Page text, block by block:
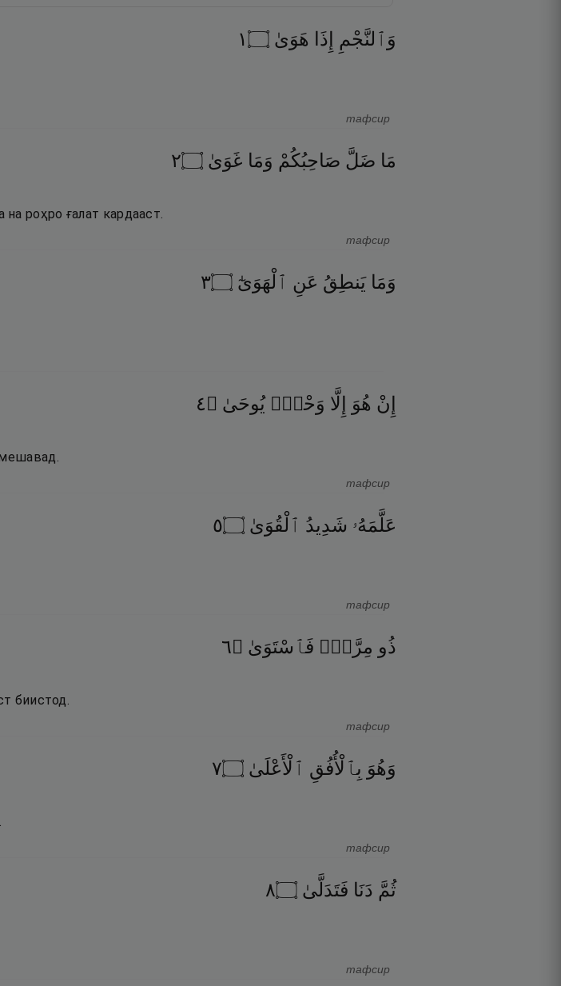
وَٱلنَّجْمِ إِذَا هَوَىٰ ۝١
тафсир
مَا ضَلَّ صَاحِبُكُمْ وَمَا غَوَىٰ ۝٢
роҳро ғалат кардааст.
тафсир
وَمَا يَنطِقُ عَنِ ٱلْهَوَىٰٓ ۝٣
إِنْ هُوَ إِلَّا وَحْىٌۭ يُوحَىٰ ۝٤
тафсир
عَلَّمَهُۥ شَدِيدُ ٱلْقُوَىٰ ۝٥
тафсир
ذُو مِرَّةٍۢ فَٱسْتَوَىٰ ۝٦
биистод.
тафсир
وَهُوَ بِٱلْأُفُقِ ٱلْأَعْلَىٰ ۝٧
тафсир
ثُمَّ دَنَا فَتَدَلَّىٰ ۝٨
тафсир